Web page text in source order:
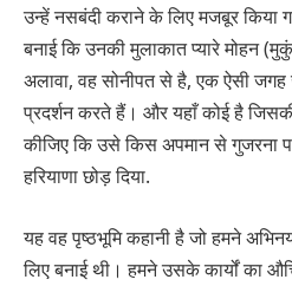
उन्हें नसबंदी कराने के लिए मजबूर किया
बनाई कि उनकी मुलाकात प्यारे मोहन
अलावा, वह सोनीपत से है, एक ऐसी जगह
प्रदर्शन करते हैं। और यहाँ कोई है
कीजिए कि उसे किस अपमान से गुजरना
हरियाणा छोड़ दिया.
यह वह पृष्ठभूमि कहानी है जो हमने
लिए बनाई थी। हमने उसके कार्यों का